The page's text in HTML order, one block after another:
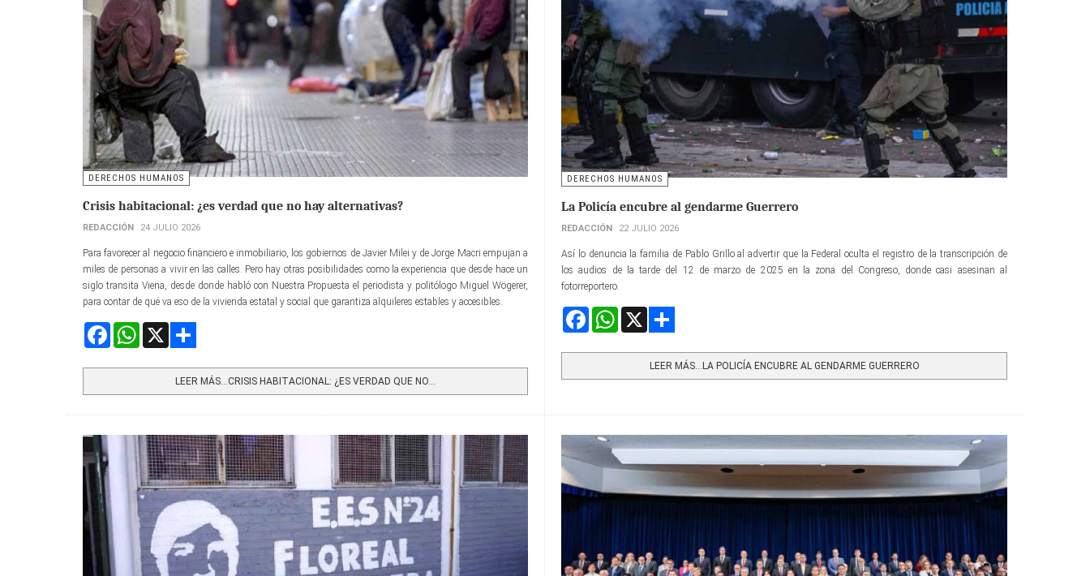
DERECHOS HUMANOS
Crisis habitacional: ¿es verdad que no hay alternativas?
REDACCIÓN 24 JULIO 2026
Para favorecer al negocio financiero e inmobiliario, los gobiernos de Javier Milei y de Jorge Macri empujan a
miles de personas a vivir en las calles. Pero hay otras posibilidades como la experiencia que desde hace un
siglo transita Viena, desde donde habló con Nuestra Propuesta el periodista y politólogo Miguel Wögerer,
para contar de qué va eso de la vivienda estatal y social que garantiza alquileres estables y accesibles.
FacebookWhatsApp
LEER MÁS…CRISIS HABITACIONAL: ¿ES VERDAD QUE NO...
DERECHOS HUMANOS
La Policía encubre al gendarme Guerrero
REDACCIÓN 22 JULIO 2026
Así lo denuncia la familia de Pablo Grillo al advertir que la Federal oculta el registro de la transcripción de
los audios de la tarde del 12 de marzo de 2025 en la zona del Congreso, donde casi asesinan al
fotorreportero.
FacebookWhatsApp
LEER MÁS…LA POLICÍA ENCUBRE AL GENDARME GUERRERO